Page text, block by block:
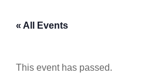
« All Events
This event has passed.